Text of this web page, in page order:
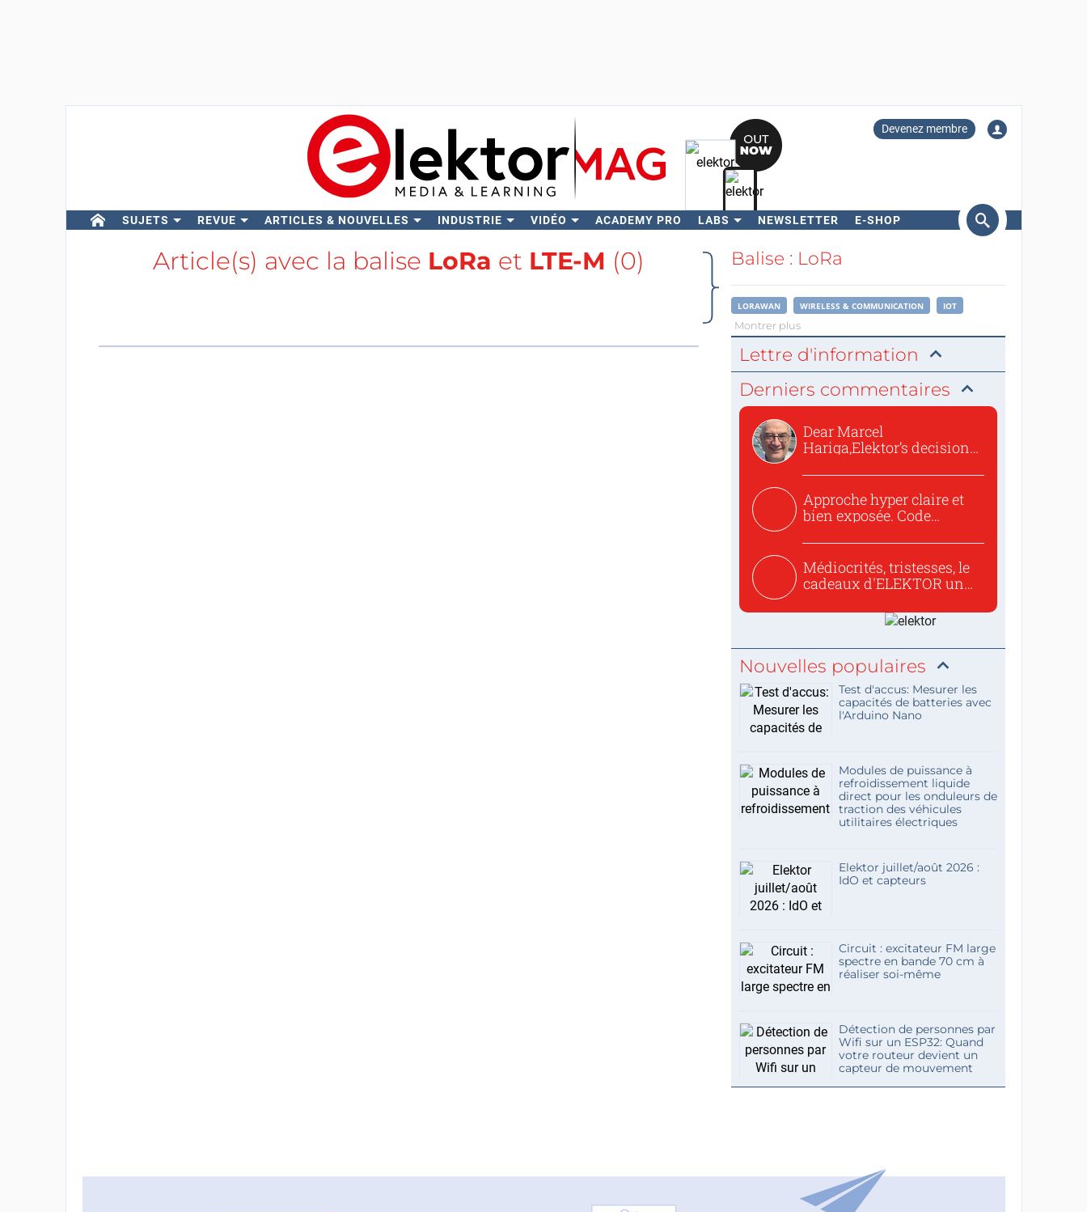
Devenez membre
SUJETS REVUE ARTICLES & NOUVELLES INDUSTRIE VIDÉO ACADEMY PRO LABS NEWSLETTER E-SHOP
Rechercher
Article(s) avec la balise LoRa et LTE-M (0) Balise : LoRa
LORAWAN WIRELESS & COMMUNICATION IOT
Montrer plus
Lettre d'information
Derniers commentaires
Dear Marcel
Hariga,Elektor’s decision
Approche hyper claire et
bien exposée. Code
Médiocrités, tristesses, le
cadeaux d'ELEKTOR un
Nouvelles populaires
Test d'accus: Mesurer les
capacités de batteries avec
l'Arduino Nano
Modules de puissance à
refroidissement liquide
direct pour les onduleurs de
traction des véhicules
utilitaires électriques
Elektor juillet/août 2026 :
IdO et capteurs
Circuit : excitateur FM large
spectre en bande 70 cm à
réaliser soi-même
Détection de personnes par
Wifi sur un ESP32: Quand
votre routeur devient un
capteur de mouvement